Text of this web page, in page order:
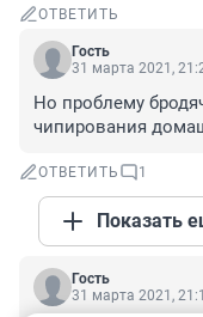
ОТВЕТИТЬ
Гость
31 марта 2021,
Но проблему
чипирования
ОТВЕТИТЬ 1
Показать
Гость
31 марта 2021,